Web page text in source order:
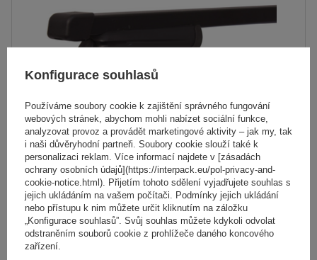
Ocelový střešní nosič Mont Blanc AMC 5412 s
integrovanými lyžinami
4 050,00 Kč
Konfigurace souhlasů
Používáme soubory cookie k zajištění správného fungování
webových stránek, abychom mohli nabízet sociální funkce,
analyzovat provoz a provádět marketingové aktivity – jak my, tak
i naši důvěryhodní partneři. Soubory cookie slouží také k
personalizaci reklam. Více informací najdete v [zásadách
ochrany osobních údajů](https://interpack.eu/pol-privacy-and-
cookie-notice.html). Přijetím tohoto sdělení vyjadřujete souhlas s
jejich ukládáním na vašem počítači. Podmínky jejich ukládání
nebo přístupu k nim můžete určit kliknutím na záložku
„Konfigurace souhlasů”. Svůj souhlas můžete kdykoli odvolat
odstraněním souborů cookie z prohlížeče daného koncového
zařízení.